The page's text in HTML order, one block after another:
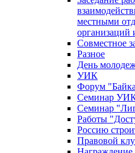
местными
Совместное
Разное
День
УИК
Форум
Семинар
Семинар
Работы
Россию
Правовой